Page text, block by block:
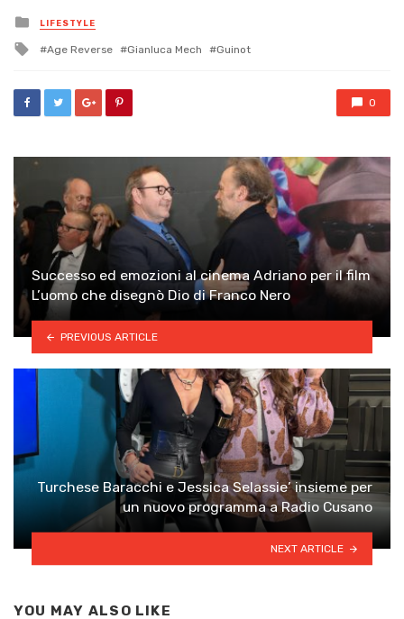
Posted
in
LIFESTYLE
Tagged
Age Reverse Gianluca Mech Guinot
0
Successo ed emozioni al cinema Adriano per il film
L’uomo che disegnò Dio di Franco Nero
PREVIOUS ARTICLE
Turchese Baracchi e Jessica Selassie’ insieme per
un nuovo programma a Radio Cusano
NEXT ARTICLE
YOU MAY ALSO LIKE